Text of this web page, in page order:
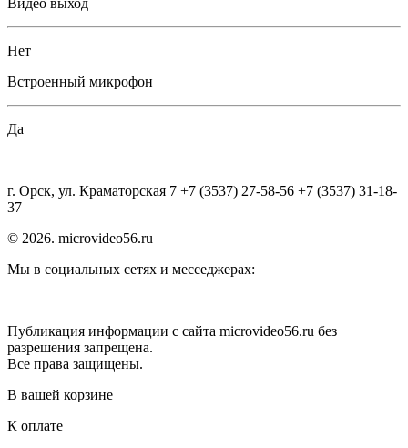
Видео выход
Нет
Встроенный микрофон
Да
г. Орск, ул. Краматорская 7 +7 (3537) 27-58-56 +7 (3537) 31-18-
37
© 2026. microvideo56.ru
Мы в социальных сетях и месседжерах:
Публикация информации с сайта microvideo56.ru без
разрешения запрещена.
Все права защищены.
В вашей корзине
К оплате